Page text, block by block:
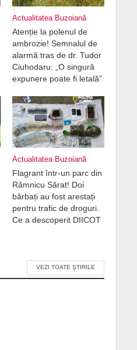
Actualitatea Buzoiană
Atenție la polenul de
ambrozie! Semnalul de
alarmă tras de dr. Tudor
Ciuhodaru: „O singură
expunere poate fi letală”
Actualitatea Buzoiană
Flagrant într-un parc din
Râmnicu Sărat! Doi
bărbați au fost arestați
pentru trafic de droguri.
Ce a descoperit DIICOT
VEZI TOATE ȘTIRILE